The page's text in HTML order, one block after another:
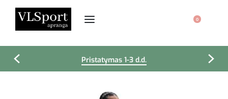
0
Pristatymas 1-3 d.d.